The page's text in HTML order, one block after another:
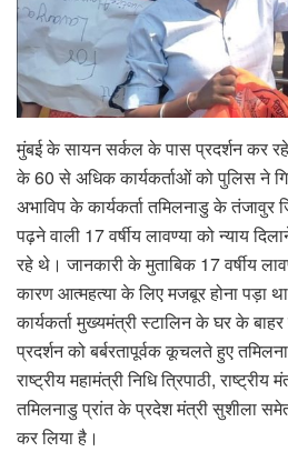
मुंबई के सायन सर्कल के पास प्रदर्शन कर रहे
के 60 से अधिक कार्यकर्ताओं को पुलिस ने
अभाविप के कार्यकर्ता तमिलनाडु के
पढ़ने वाली 17 वर्षीय लावण्या को न्याय
रहे थे। जानकारी के मुताबिक 17 वर्षीय
कारण आत्महत्या के लिए मजबूर होना पड़ा
कार्यकर्ता मुख्यमंत्री स्टालिन के घर के
प्रदर्शन को बर्बरतापूर्वक कूचलते हुए
राष्ट्रीय महामंत्री निधि त्रिपाठी, राष्ट्रीय
तमिलनाडु प्रांत के प्रदेश मंत्री सुशीला
कर लिया है।